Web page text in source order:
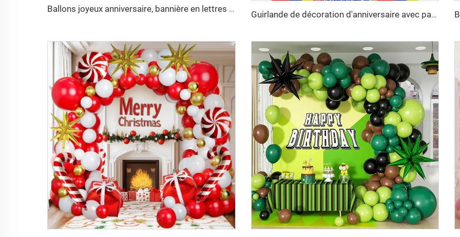
Ballons joyeux anniversaire, bannière en lettres métallisées de 16 pouces, ballon en aluminium pour décorations de fête d'anniversaire
Guirlande de décoration d'anniversaire avec pattes, ballons en aluminium à franges pour décoration d'anniversaire sur le thème des pattes